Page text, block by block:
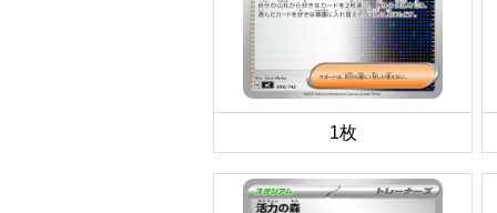
1枚